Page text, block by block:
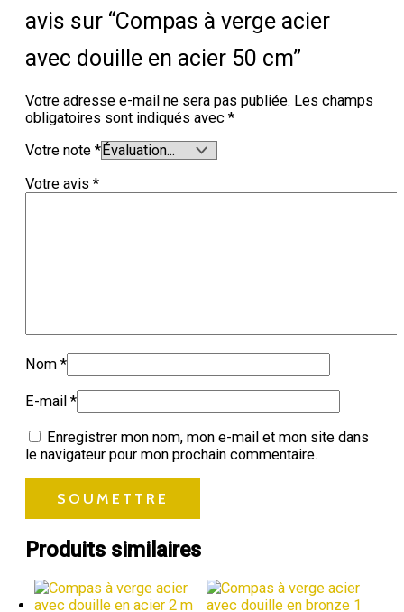
avis sur “Compas à verge acier
avec douille en acier 50 cm”
Votre adresse e-mail ne sera pas publiée. Les champs
obligatoires sont indiqués avec *
Votre note *
Votre avis *
Nom *
E-mail *
Enregistrer mon nom, mon e-mail et mon site dans
le navigateur pour mon prochain commentaire.
Produits similaires